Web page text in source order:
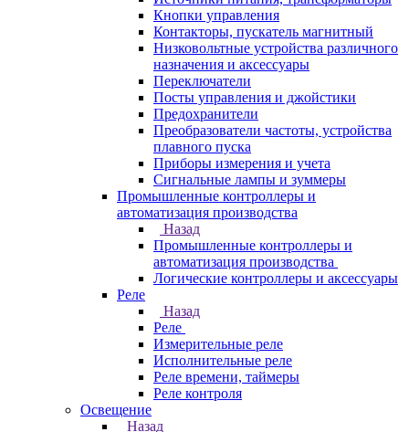
Кнопки управления
Контакторы, пускатель магнитный
Низковольтные устройства различного
назначения и аксессуары
Переключатели
Посты управления и джойстики
Предохранители
Преобразователи частоты, устройства
плавного пуска
Приборы измерения и учета
Сигнальные лампы и зуммеры
Промышленные контроллеры и
автоматизация производства
Назад
Промышленные контроллеры и
автоматизация производства
Логические контроллеры и аксессуары
Реле
Назад
Реле
Измерительные реле
Исполнительные реле
Реле времени, таймеры
Реле контроля
Освещение
Назад